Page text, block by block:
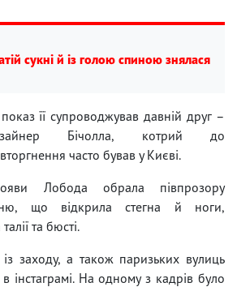
сукні й із голою спиною знялася
її супроводжував давній друг –
Бічолла, котрий до
часто бував у Києві.
Лобода обрала півпрозору
що відкрила стегна й ноги,
та бюсті.
із заходу, а також паризьких вулиць
інстаграмі. На одному з кадрів було